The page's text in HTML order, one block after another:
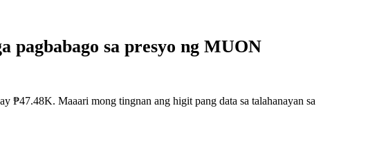
pagbabago sa presyo ng MUON
₱47.48K. Maaari mong tingnan ang higit pang data sa talahanayan sa